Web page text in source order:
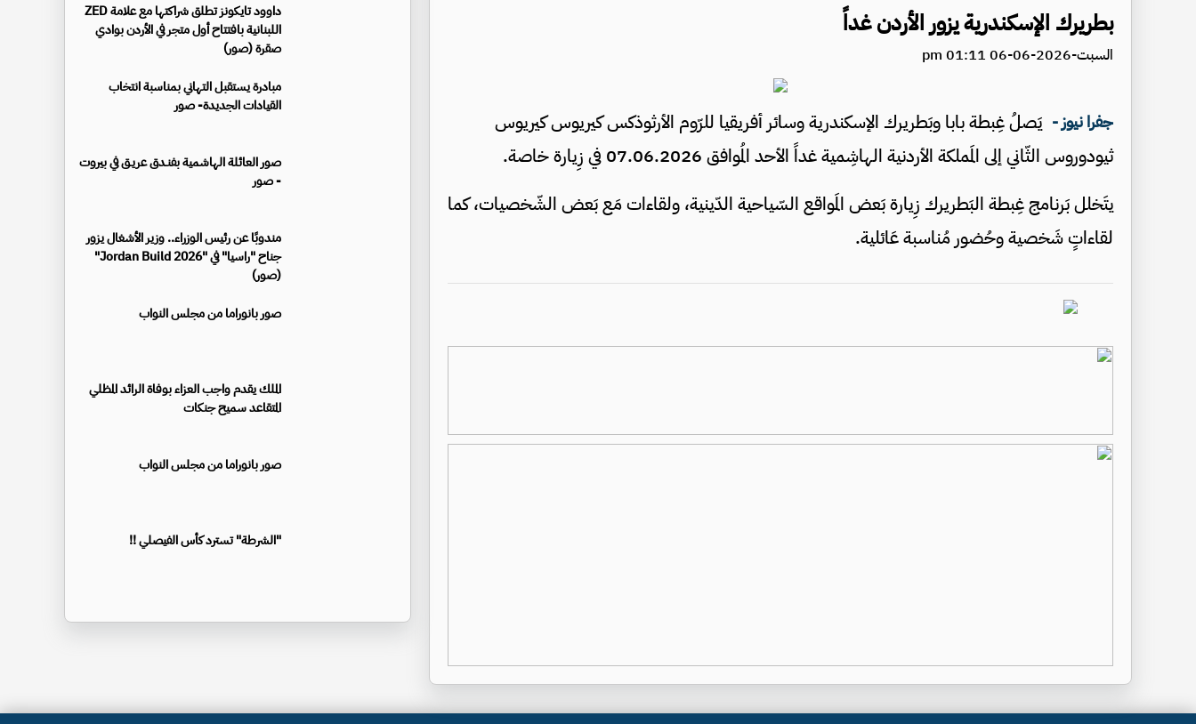
بطريرك الإسكندرية يزور الأردن غداً
السبت-2026-06-06 01:11 pm
جفرا نيوز - يَصلُ غِبطة بابا وبَطريرك الإسكندرية وسائر أفريقيا للرّوم الأرثوذكس كيريوس كيريوس
ثيودوروس الثّاني إلى المَملكة الأردنية الهاشِمية غداً الأحد المُوافق 07.06.2026 في زِيارة خاصة.
يتَخلل بَرنامج غِبطة البَطريرك زِيارة بَعض المَواقع السّياحية الدّينية، ولقاءات مَع بَعض الشّخصيات، كما
لقاءاتٍ شَخصية وحُضور مُناسبة عَائلية.
داوود تايكونز تطلق شراكتها مع علامة ZED
اللبنانية بافتتاح أول متجر في الأردن بوادي
صقرة (صور)
مبادرة يستقبل التهاني بمناسبة انتخاب
القيادات الجديدة- صور
صور العائلة الهاشمية بفنـدق عريـق في بيروت
- صور
مندوبًا عن رئيس الوزراء.. وزير الأشغال يزور
جناح "راسيا" في "Jordan Build 2026"
(صور)
صور بانوراما من مجلس النواب
الملك يقدم واجب العزاء بوفاة الرائد المظلي
المتقاعد سميح جنكات
صور بانوراما من مجلس النواب
"الشرطة" تسترد كأس الفيصلي !!